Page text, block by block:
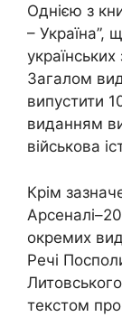
Однією з
– Україна”,
Загалом
випустити
виданням
військова
Крім
окремих
Речі
текстом